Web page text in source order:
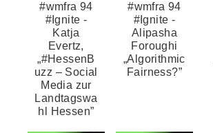
#wmfra 94
#Ignite -
Katja
Evertz,
„#HessenB
uzz – Social
Media zur
Landtagswa
hl Hessen”
#wmfra 94
#Ignite -
Alipasha
Foroughi
„Algorithmic
Fairness?”